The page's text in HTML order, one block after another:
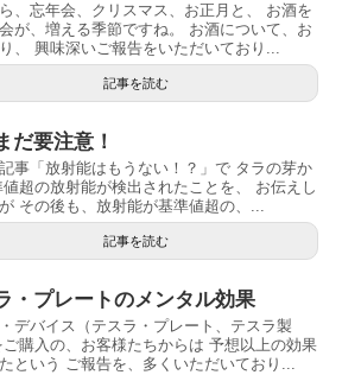
、忘年会、クリスマス、お正月と、 お酒を
が、増える季節ですね。 お酒について、お
、 興味深いご報告をいただいており...
記事を読む
だ要注意！
事「放射能はもうない！？」で タラの芽か
値超の放射能が検出されたことを、 お伝えし
その後も、放射能が基準値超の、...
記事を読む
・プレートのメンタル効果
デバイス（テスラ・プレート、テスラ製
購入の、お客様たちからは 予想以上の効果
という ご報告を、多くいただいており...